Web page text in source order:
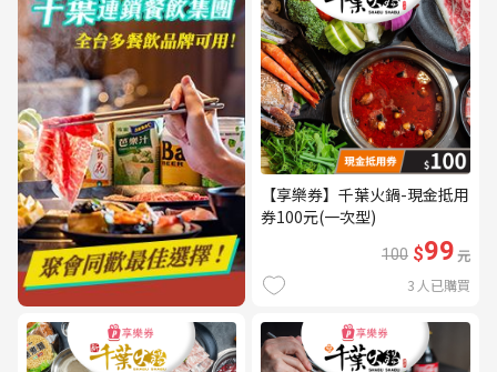
【享樂券】千葉火鍋-現金抵用
券100元(一次型)
100 $99元
3 人已購買